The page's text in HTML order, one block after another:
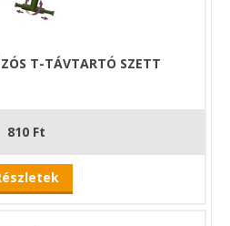
T-TÁVTARTÓ SZETT
810 Ft